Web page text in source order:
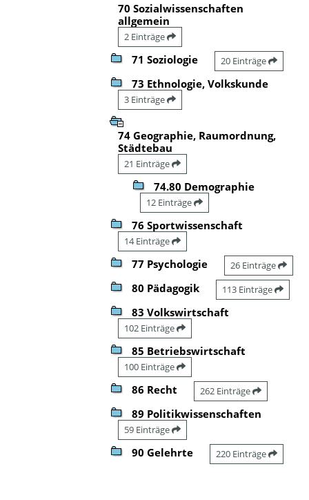
70 Sozialwissenschaften
allgemein
2 Einträge
71 Soziologie 20 Einträge
73 Ethnologie, Volkskunde
3 Einträge
74 Geographie, Raumordnung,
Städtebau
21 Einträge
74.80 Demographie
12 Einträge
76 Sportwissenschaft
14 Einträge
77 Psychologie 26 Einträge
80 Pädagogik 113 Einträge
83 Volkswirtschaft
102 Einträge
85 Betriebswirtschaft
100 Einträge
86 Recht 262 Einträge
89 Politikwissenschaften
59 Einträge
90 Gelehrte 220 Einträge